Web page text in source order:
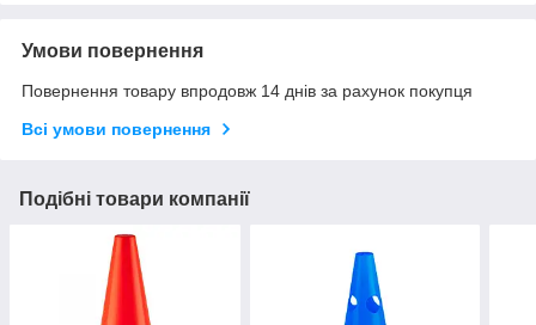
Умови повернення
Повернення товару впродовж 14 днів за рахунок покупця
Всі умови повернення
Подібні товари компанії